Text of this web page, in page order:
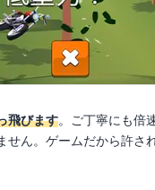
飛びます。ご丁寧にも倍
ん。ゲームだから許さ